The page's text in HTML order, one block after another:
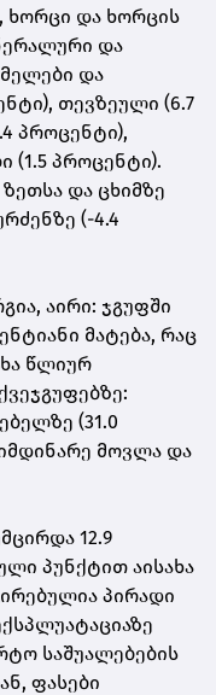
ხორცი და ხორცის
და
და
თევზეული (6.7
პროცენტი),
(1.5 პროცენტი).
და ცხიმზე
(-4.4
აირი: ჯგუფში
მატება, რაც
წლიურ
(31.0
მოვლა და
12.9
პუნქტით აისახა
პირადი
საშუალებების
ფასები